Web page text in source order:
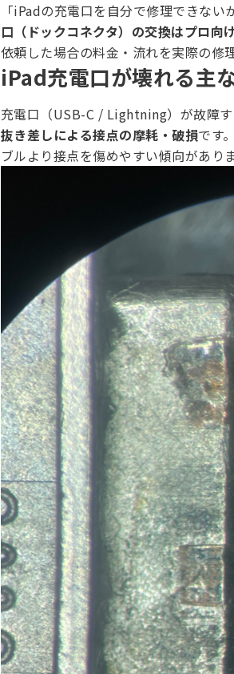
「iPadの充電口を自分で修理できな
口（ドックコネクタ）の交換はプロ向
依頼した場合の料金・流れを実際の修
iPad充電口が壊れる主
充電口（USB-C / Lightning）が故障す
抜き差しによる接点の摩耗・破損です
ブルより接点を傷めやすい傾向がありま